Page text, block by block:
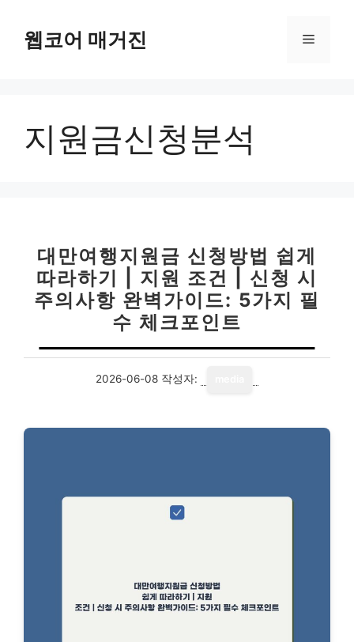
웹코어 매거진 메
지원금신청분석
대만여행지원금 신청방법 쉽게
따라하기 | 지원 조건 | 신청 시
주의사항 완벽가이드: 5가지 필
수 체크포인트
2026-06-08 작성자: